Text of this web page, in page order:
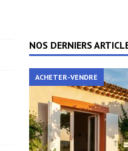
NOS DERNIERS
ACHETER-VENDRE